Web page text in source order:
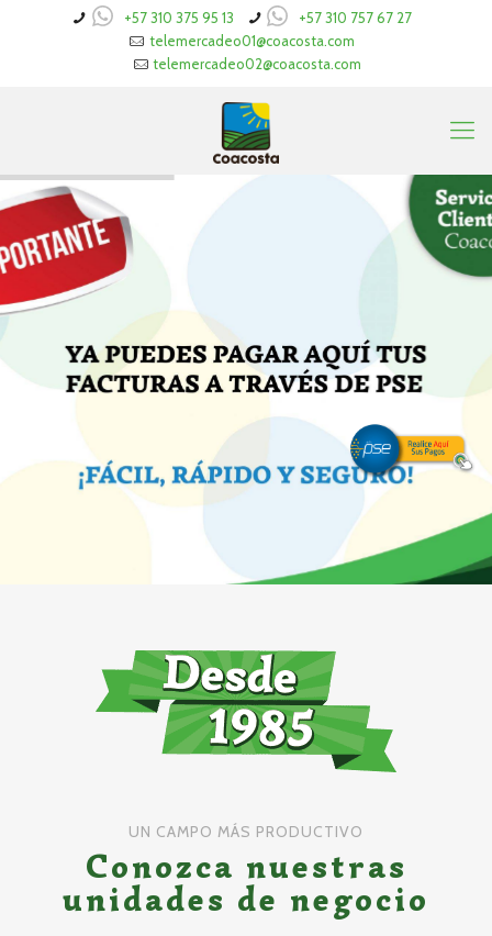
+57 310 375 95 13
+57 310 757 67 27
telemercadeo01@coacosta.com
telemercadeo02@coacosta.com
UN CAMPO MÁS PRODUCTIVO
Conozca nuestras
unidades de negocio